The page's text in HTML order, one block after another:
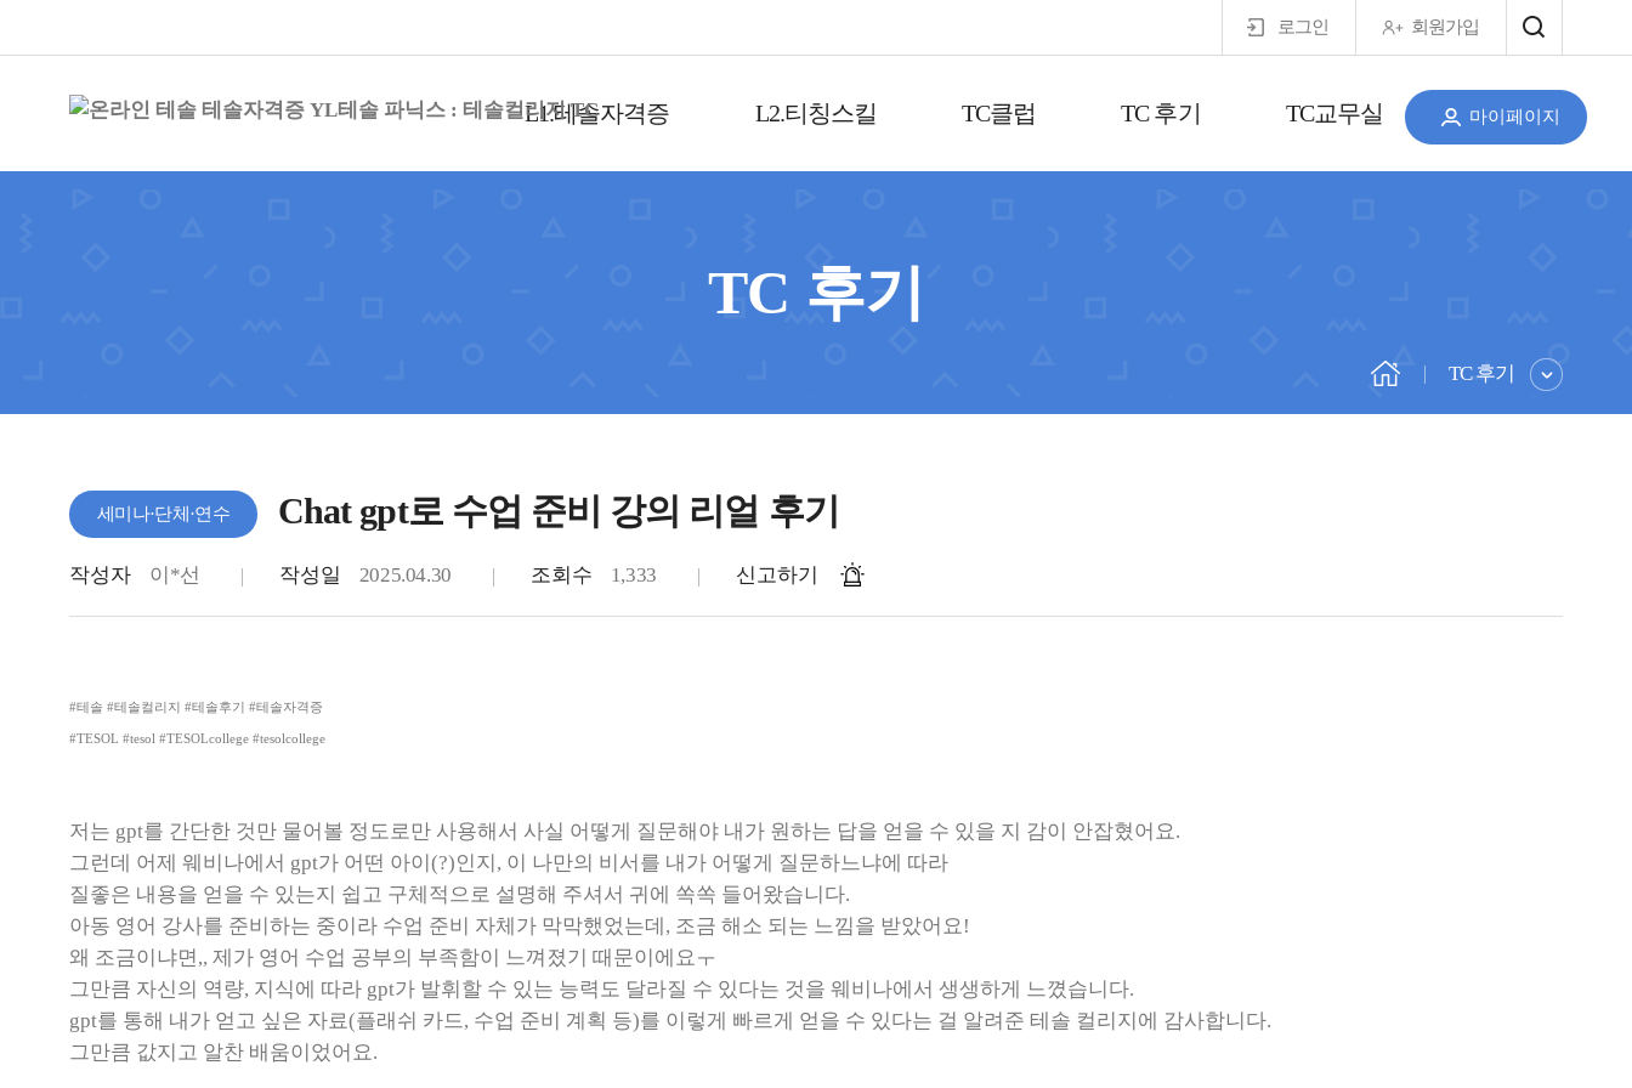
로그인 회원가입
마이페이지
L1.테솔자격증 L2.티칭스킬 TC클럽 TC 후기 TC교무실
TC 후기
TC 후기
세미나·단체·연수 Chat gpt로 수업 준비 강의 리얼 후기
작성자 이*선 작성일 2025.04.30 조회수 1,333 신고하기
#테솔 #테솔컬리지 #테솔후기 #테솔자격증
#TESOL #tesol #TESOLcollege #tesolcollege
저는 gpt를 간단한 것만 물어볼 정도로만 사용해서 사실 어떻게 질문해야 내가 원하는 답을 얻을 수 있을 지 감이 안잡혔어요.
그런데 어제 웨비나에서 gpt가 어떤 아이(?)인지, 이 나만의 비서를 내가 어떻게 질문하느냐에 따라
질좋은 내용을 얻을 수 있는지 쉽고 구체적으로 설명해 주셔서 귀에 쏙쏙 들어왔습니다.
아동 영어 강사를 준비하는 중이라 수업 준비 자체가 막막했었는데, 조금 해소 되는 느낌을 받았어요!
왜 조금이냐면,, 제가 영어 수업 공부의 부족함이 느껴졌기 때문이에요ㅜ
그만큼 자신의 역량, 지식에 따라 gpt가 발휘할 수 있는 능력도 달라질 수 있다는 것을 웨비나에서 생생하게 느꼈습니다.
gpt를 통해 내가 얻고 싶은 자료(플래쉬 카드, 수업 준비 계획 등)를 이렇게 빠르게 얻을 수 있다는 걸 알려준 테솔 컬리지에 감사합니다.
그만큼 값지고 알찬 배움이었어요.